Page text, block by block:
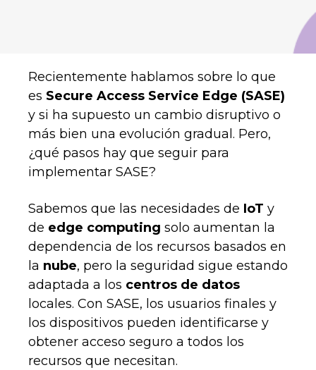
Recientemente hablamos sobre lo que
es Secure Access Service Edge (SASE)
y si ha supuesto un cambio disruptivo o
más bien una evolución gradual. Pero,
¿qué pasos hay que seguir para
implementar SASE?
Sabemos que las necesidades de IoT y
de edge computing ​​ solo aumentan la
dependencia de los recursos basados en
la nube, pero la seguridad sigue estando
adaptada a los centros de datos
locales. Con SASE, los usuarios finales y
los dispositivos pueden identificarse y
obtener acceso seguro a todos los
recursos que necesitan.